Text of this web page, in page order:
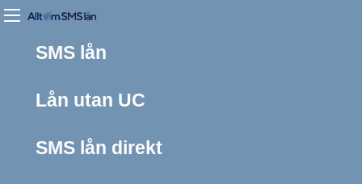
SMS lån
Lån utan UC
SMS lån direkt